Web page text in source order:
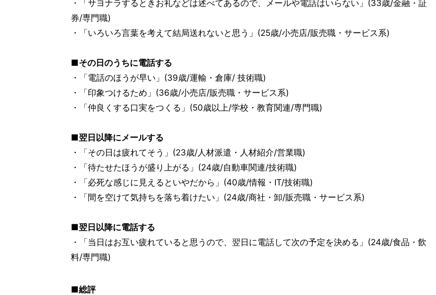
・「サヨナラするときお礼などは述べてあるので、メールや電話はいらない」(33歳/金融・証
券/専門職)
・「いろいろ言葉を考えて結局送れないと思う」(25歳/小売店/販売職・サービス系)
■その日のうちに電話する
・「電話のほうが早い」(39歳/運輸・倉庫/ 技術職)
・「印象つけるため」(36歳/小売店/販売職・サービス系)
・「仲良くする口実をつくる」(50歳以上/学校・教育関連/専門職)
■翌日以降にメールする
・「その日は疲れてそう」(23歳/人材派遣・人材紹介/営業職)
・「待たせたほうが盛り上がる」(24歳/自動車関連/技術職)
・「必死な感じに見えるといやだから」(40歳/情報・IT/技術職)
・「間を空けて気持ちを落ち着けたい」(24歳/商社・卸/販売職・サービス系)
■翌日以降に電話する
・「当日はお互い疲れていると思うので、翌日に電話して次の予定を決める」(24歳/食品・飲
料/専門職)
■総評